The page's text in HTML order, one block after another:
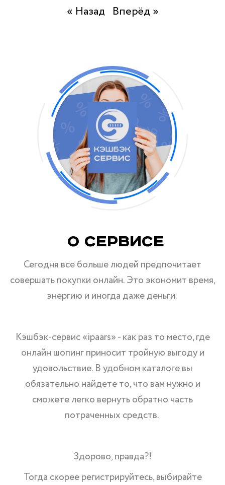
« Назад Вперёд »
О Сервисе
Сегодня все больше людей предпочитает
совершать покупки онлайн. Это экономит время,
энергию и иногда даже деньги.
Кэшбэк-сервис «ipaars» - как раз то место, где
онлайн шопинг приносит тройную выгоду и
удовольствие. В удобном каталоге вы
обязательно найдете то, что вам нужно и
сможете легко вернуть обратно часть
потраченных средств.
Здорово, правда?!
Тогда скорее регистрируйтесь, выбирайте